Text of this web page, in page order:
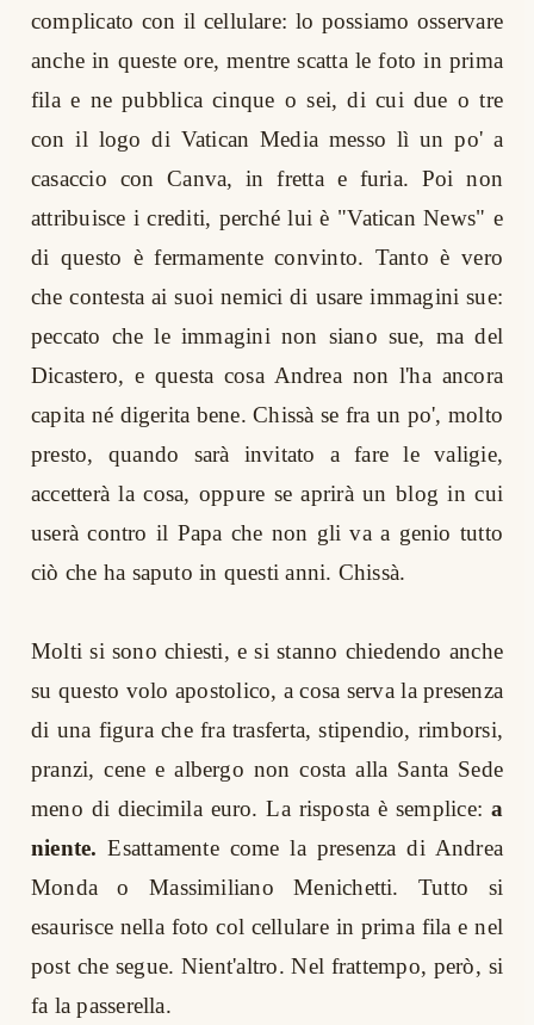
complicato con il cellulare: lo possiamo osservare
anche in queste ore, mentre scatta le foto in prima
fila e ne pubblica cinque o sei, di cui due o tre
con il logo di Vatican Media messo lì un po' a
casaccio con Canva, in fretta e furia. Poi non
attribuisce i crediti, perché lui è "Vatican News" e
di questo è fermamente convinto. Tanto è vero
che contesta ai suoi nemici di usare immagini sue:
peccato che le immagini non siano sue, ma del
Dicastero, e questa cosa Andrea non l'ha ancora
capita né digerita bene. Chissà se fra un po', molto
presto, quando sarà invitato a fare le valigie,
accetterà la cosa, oppure se aprirà un blog in cui
userà contro il Papa che non gli va a genio tutto
ciò che ha saputo in questi anni. Chissà.
Molti si sono chiesti, e si stanno chiedendo anche
su questo volo apostolico, a cosa serva la presenza
di una figura che fra trasferta, stipendio, rimborsi,
pranzi, cene e albergo non costa alla Santa Sede
meno di diecimila euro. La risposta è semplice: a
niente. Esattamente come la presenza di Andrea
Monda o Massimiliano Menichetti. Tutto si
esaurisce nella foto col cellulare in prima fila e nel
post che segue. Nient'altro. Nel frattempo, però, si
fa la passerella.